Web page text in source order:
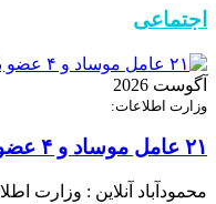
اجتماعی
آگوست 2026
وزارت اطلاعات:
۲۱ عامل موساد و ۴ عضو باند‌های مسلح بازداشت شدند